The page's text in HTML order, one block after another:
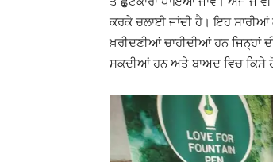
ਕਰਕੇ ਚਲਾਈ ਜਾਂਦੀ ਹੈ। ਇਹ ਸਾਰੀਆਂ
ਖ਼ਰੀਦਣੀਆਂ ਚਾਹੀਦੀਆਂ ਹਨ
ਸਕਦੀਆਂ ਹਨ ਅਤੇ ਬਾਅਦ ਵਿਚ ਕਿਸੇ